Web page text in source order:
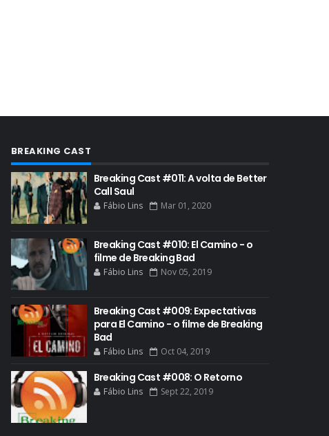
COMIC-CON 2013
COMIC-CON 2018
CONHEÇA BREAKING BAD
CRITICS CHOICE AWARDS
CURIOSIDADES
DGA AWARDS
DVD
DEAN NORRIS
DOCUMENTÁRIO
DOS HOMBRES MEZCAL
EASTER EGGS
EDITORIAL
EL CAMINO
BREAKING CAST
Breaking Cast #011: A volta de Better
Call Saul
Fábio Lins Mar 01, 2020
Breaking Cast #010: El Camino - o
filme de Breaking Bad
Fábio Lins Nov 05, 2019
Breaking Cast #009: Expectativas
para El Camino - o filme de Breaking
Bad
Fábio Lins Oct 04, 2019
Breaking Cast #008: O Retorno
Fábio Lins Sept 22, 2019